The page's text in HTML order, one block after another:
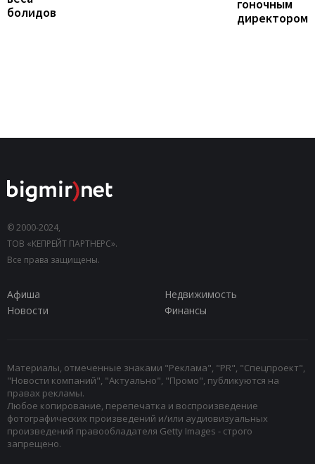
болидов
гоночным
директором
© 2000-2024,
ТОВ «КЕПРЕЙТ ПАРТНЕРС».
Все права защищены.
Афиша
Недвижимость
Новости
Финансы
Материалы, отмеченные знаками "Реклама", "PR", "Спецпроект",
"Новости компаний", "Актуально", "Промо", публикуются на
правах рекламы.
Любое копирование, перепечатка и воспроизведение
фотографических произведений и/или аудиовизуальных
произведений правообладателя Getty Images - строго
запрещено.